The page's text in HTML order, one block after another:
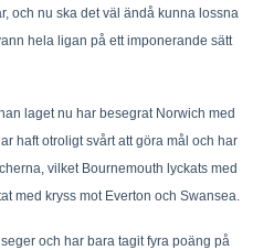
och nu ska det väl ändå kunna lossna
hela ligan på ett imponerande sätt
laget nu har besegrat Norwich med
haft otroligt svårt att göra mål och har
vilket Bournemouth lyckats med
med kryss mot Everton och Swansea.
och har bara tagit fyra poäng på